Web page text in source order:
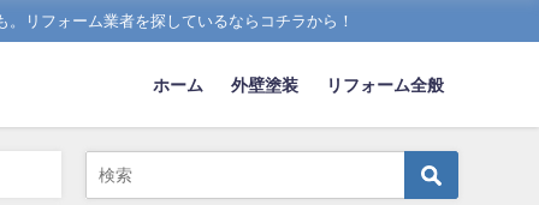
リフォーム業者を探しているならコチラから！
ホーム 外壁塗装 リフォーム全般